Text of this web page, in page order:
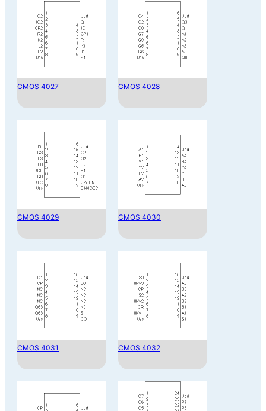
CMOS 4027 CMOS 4028
CMOS 4029 CMOS 4030
CMOS 4031 CMOS 4032